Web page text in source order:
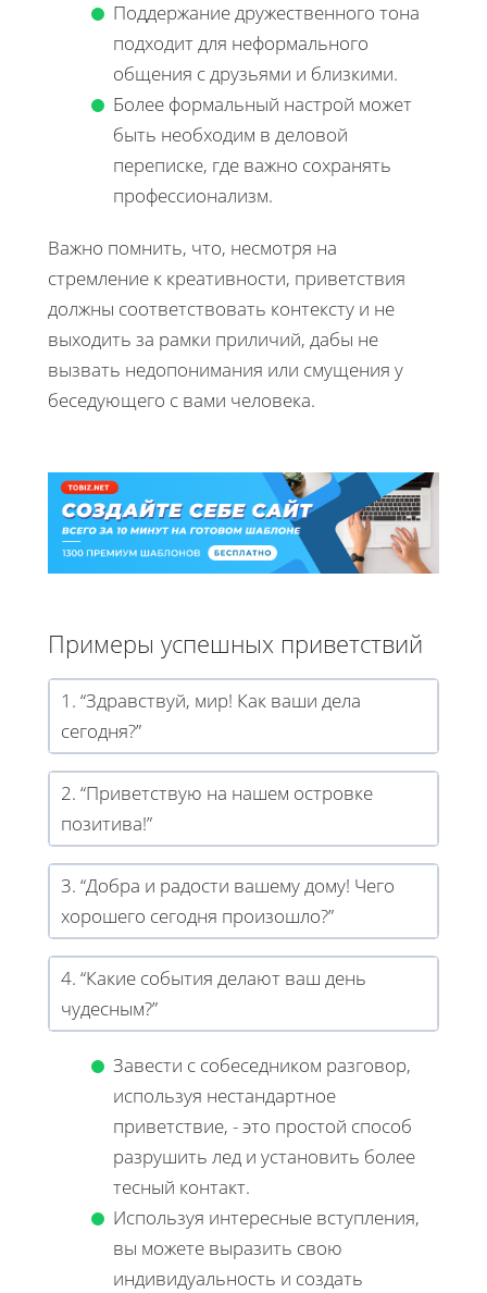
Поддержание дружественного тона
подходит для неформального
общения с друзьями и близкими.
Более формальный настрой может
быть необходим в деловой
переписке, где важно сохранять
профессионализм.
Важно помнить, что, несмотря на
стремление к креативности, приветствия
должны соответствовать контексту и не
выходить за рамки приличий, дабы не
вызвать недопонимания или смущения у
беседующего с вами человека.
Примеры успешных приветствий
1. “Здравствуй, мир! Как ваши дела
сегодня?”
2. “Приветствую на нашем островке
позитива!”
3. “Добра и радости вашему дому! Чего
хорошего сегодня произошло?”
4. “Какие события делают ваш день
чудесным?”
Завести с собеседником разговор,
используя нестандартное
приветствие, - это простой способ
разрушить лед и установить более
тесный контакт.
Используя интересные вступления,
вы можете выразить свою
индивидуальность и создать